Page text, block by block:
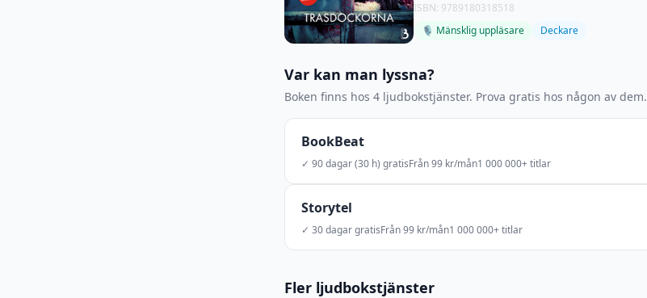
ISBN: 9789180318518
🎙 Mänsklig uppläsare
Deckare
Var kan man lyssna?
Boken finns hos 4 ljudbokstjänster. Prova gratis hos någon av dem.
BookBeat
✓ 90 dagar (30 h) gratisFrån 99 kr/mån1 000 000+ titlar
Storytel
✓ 30 dagar gratisFrån 99 kr/mån1 000 000+ titlar
Fler ljudbokstjänster